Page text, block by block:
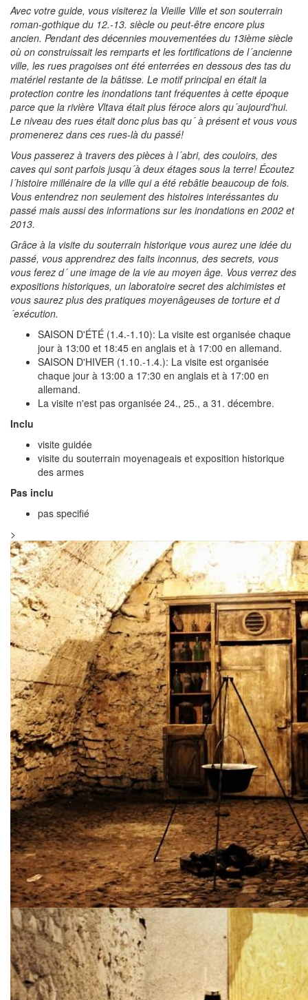
Avec votre guide, vous visiterez la Vieille Ville et son souterrain
roman-gothique du 12.-13. siècle ou peut-être encore plus
ancien. Pendant des décennies mouvementées du 13ième siècle
où on construissait les remparts et les fortifications de l´ancienne
ville, les rues pragoises ont été enterrées en dessous des tas du
matériel restante de la bâtisse. Le motif principal en était la
protection contre les inondations tant fréquentes à cette époque
parce que la rivière Vltava était plus féroce alors qu´aujourd'hui.
Le niveau des rues était donc plus bas qu´ à présent et vous vous
promenerez dans ces rues-là du passé!
Vous passerez à travers des pièces à l´abri, des couloirs, des
caves qui sont parfois jusqu´à deux étages sous la terre! Écoutez
l´histoire millénaire de la ville qui a été rebâtie beaucoup de fois.
Vous entendrez non seulement des histoires interéssantes du
passé mais aussi des informations sur les inondations en 2002 et
2013.
Grâce à la visite du souterrain historique vous aurez une idée du
passé, vous apprendrez des faits inconnus, des secrets, vous
vous ferez d´ une image de la vie au moyen âge. Vous verrez des
expositions historiques, un laboratoire secret des alchimistes et
vous saurez plus des pratiques moyenâgeuses de torture et d
´exécution.
SAISON D'ÉTÉ (1.4.-1.10): La visite est organisée chaque
jour à 13:00 et 18:45 en anglais et à 17:00 en allemand.
SAISON D'HIVER (1.10.-1.4.): La visite est organisée
chaque jour à 13:00 a 17:30 en anglais et à 17:00 en
allemand.
La visite n'est pas organisée 24., 25., a 31. décembre.
Inclu
visite guidée
visite du souterrain moyenageais et exposition historique
des armes
Pas inclu
pas specifié
>